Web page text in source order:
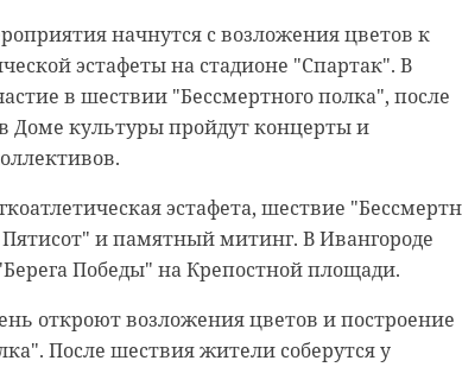
начнутся с возложения цветов к
эстафеты на стадионе "Спартак". В
в шествии "Бессмертного полка", после
Доме культуры пройдут концерты и
эстафета, шествие
и памятный митинг. В Ивангороде
Победы" на Крепостной площади.
откроют возложения цветов и построение
После шествия жители соберутся у